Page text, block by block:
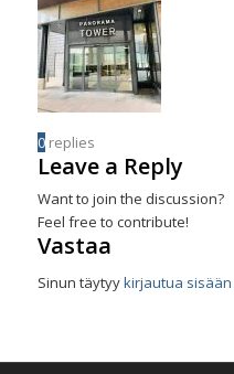
0 replies
Leave a Reply
Want to join the discussion?
Feel free to contribute!
Vastaa
Sinun täytyykirjautua sisään